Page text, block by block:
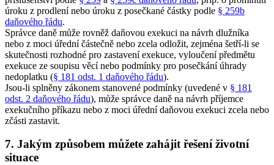
úroku z prodlení nebo úroku z posečkané částky podle § 259b
daňového řádu.
Správce daně může rovněž daňovou exekuci na návrh dlužníka
nebo z moci úřední částečně nebo zcela odložit, zejména šetří-li se
skutečnosti rozhodné pro zastavení exekuce, vyloučení předmětu
exekuce ze soupisu věcí nebo podmínky pro posečkání úhrady
nedoplatku (§ 181 odst. 1 daňového řádu).
Jsou-li splněny zákonem stanovené podmínky (uvedené v § 181
odst. 2 daňového řádu), může správce daně na návrh příjemce
exekučního příkazu nebo z moci úřední daňovou exekuci zcela nebo
zčásti zastavit.
7. Jakým způsobem můžete zahájit řešení životní
situace